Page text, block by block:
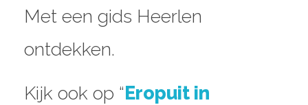
FACEBOOK
INSTAGRAM
Met een gids Heerlen
ontdekken.
Kijk ook op “Eropuit in